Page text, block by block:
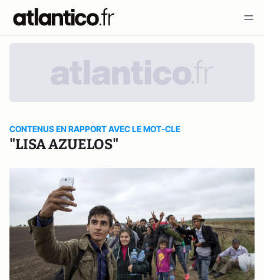
CONTENUS EN RAPPORT AVEC LE MOT-CLE
"LISA AZUELOS"